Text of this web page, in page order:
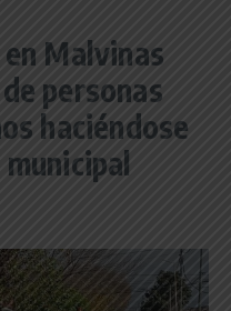
Malvinas
personas
haciéndose